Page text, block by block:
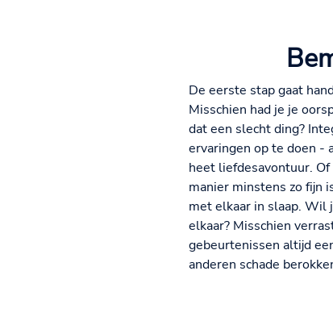
De eerste stap gaat
Misschien had je je
dat een slecht ding?
ervaringen op te doen -
heet liefdesavontuur.
manier minstens zo fijn
met elkaar in slaap. Wil
elkaar? Misschien
gebeurtenissen altijd
anderen schade